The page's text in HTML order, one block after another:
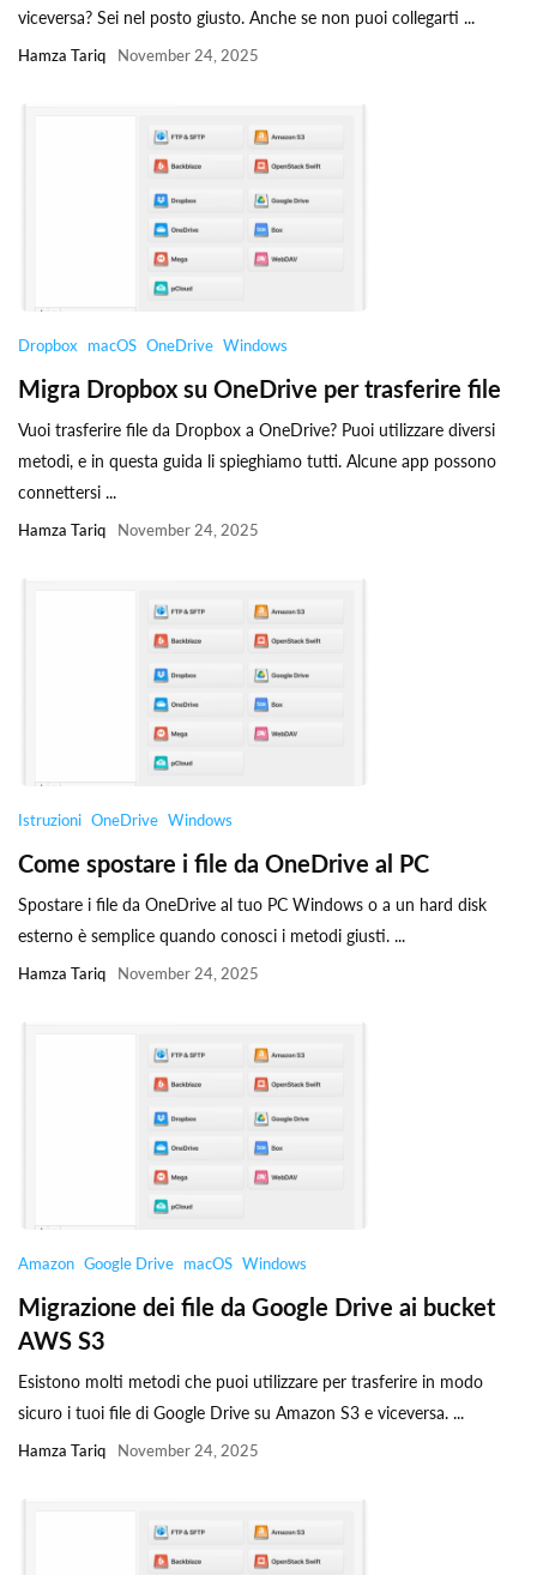
viceversa? Sei nel posto giusto. Anche se non puoi collegarti ...
Hamza Tariq November 24, 2025
Dropbox macOS OneDrive Windows
Migra Dropbox su OneDrive per trasferire file
Vuoi trasferire file da Dropbox a OneDrive? Puoi utilizzare diversi
metodi, e in questa guida li spieghiamo tutti. Alcune app possono
connettersi ...
Hamza Tariq November 24, 2025
Istruzioni OneDrive Windows
Come spostare i file da OneDrive al PC
Spostare i file da OneDrive al tuo PC Windows o a un hard disk
esterno è semplice quando conosci i metodi giusti. ...
Hamza Tariq November 24, 2025
Amazon Google Drive macOS Windows
Migrazione dei file da Google Drive ai bucket
AWS S3
Esistono molti metodi che puoi utilizzare per trasferire in modo
sicuro i tuoi file di Google Drive su Amazon S3 e viceversa. ...
Hamza Tariq November 24, 2025